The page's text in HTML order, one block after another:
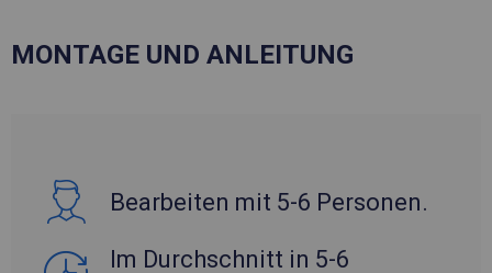
MONTAGE UND ANLEITUNG
Bearbeiten mit 5-6 Personen.
Im Durchschnitt in 5-6